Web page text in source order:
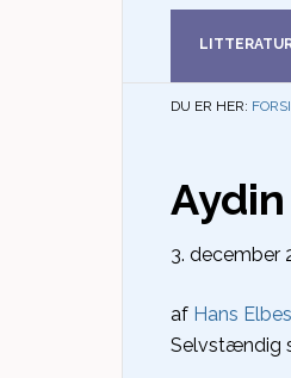
DU ER HER:
3. december
af Hans
Selvstændig